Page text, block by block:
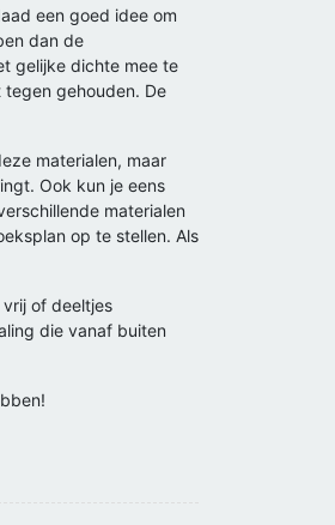
een goed idee om
dan de
gelijke dichte mee te
gehouden. De
materialen, maar
Ook kun je eens
materialen
op te stellen. Als
of deeltjes
die vanaf buiten